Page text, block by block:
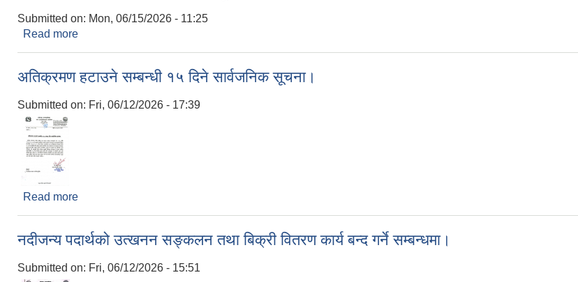
Submitted on: Mon, 06/15/2026 - 11:25
Read more
अतिक्रमण हटाउने सम्बन्धी १५ दिने सार्वजनिक सूचना।
Submitted on: Fri, 06/12/2026 - 17:39
Read more
नदीजन्य पदार्थको उत्खनन सङ्कलन तथा बिक्री वितरण कार्य बन्द गर्ने सम्बन्धमा।
Submitted on: Fri, 06/12/2026 - 15:51